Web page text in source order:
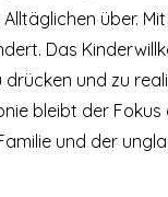
über.
Das
drücken und zu
bleibt der
und der